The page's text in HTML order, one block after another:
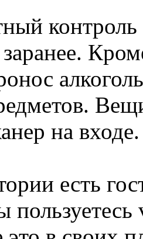
на входе.
есть